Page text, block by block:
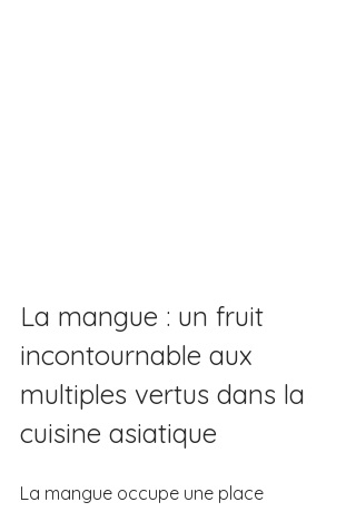
La mangue : un fruit
incontournable aux
multiples vertus dans la
cuisine asiatique
La mangue occupe une place